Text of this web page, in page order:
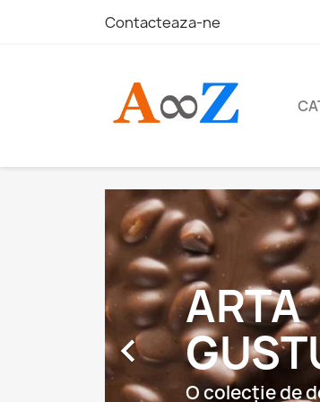
Contacteaza-ne
Pasta
păstrează
textura
